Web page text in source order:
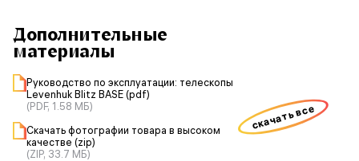
Дополнительные
материалы
Руководство по эксплуатации: телескопы
Levenhuk Blitz BASE (pdf)
(PDF, 1.58 МБ)
Скачать фотографии товара в высоком
качестве (zip)
(ZIP, 33.7 МБ)
скачать все